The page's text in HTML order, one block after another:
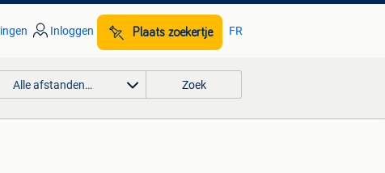
Inloggen Plaats zoekertje FR
Alle afstanden… Zoek